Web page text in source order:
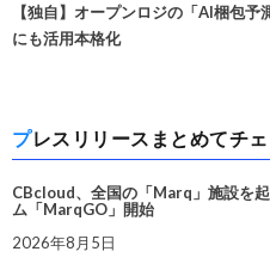
【独自】オープンロジの「AI梱包
にも活用本格化
プレスリリースまとめてチ
CBcloud、全国の「Marq」施設を
ム「MarqGO」開始
2026年8月5日